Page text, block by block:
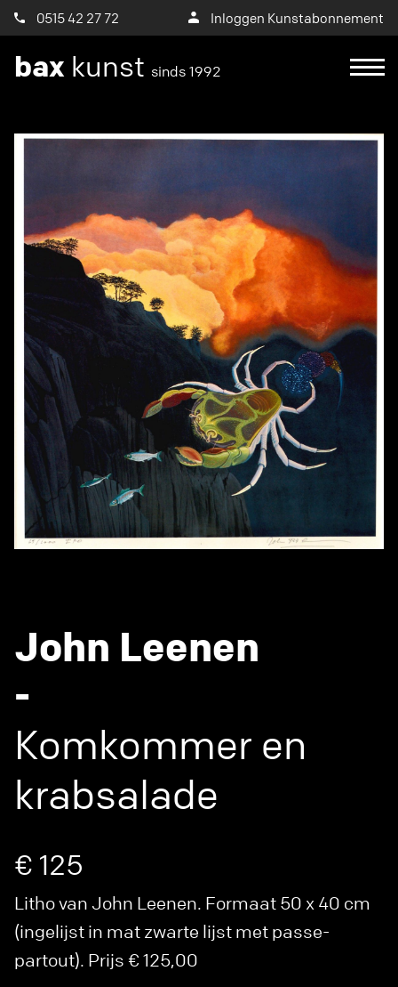
0515 42 27 72 Inloggen Kunstabonnement
bax kunst sinds 1992
John Leenen
-
Komkommer en
krabsalade
€ 125
Litho van John Leenen. Formaat 50 x 40 cm
(ingelijst in mat zwarte lijst met passe-
partout). Prijs € 125,00